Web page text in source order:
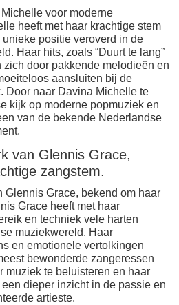
voor moderne
heeft met haar krachtige stem
positie veroverd in de
Haar hits, zoals “Duurt te lang”
zich door pakkende melodieën en
aansluiten bij de
Door naar Davina Michelle te
kijk op moderne popmuziek en
van de bekende Nederlandse
van Glennis Grace,
zangstem.
Glennis Grace, bekend om haar
Grace heeft met haar
en techniek vele harten
muziekwereld. Haar
en emotionele vertolkingen
bewonderde zangeressen
muziek te beluisteren en haar
dieper inzicht in de passie en
artieste.